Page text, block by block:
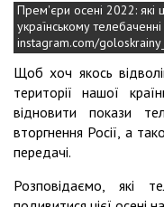
Прем'єри осені 2022: які
українському
instagram.com/
Щоб хоч якось
території нашої
відновити покази
вторгнення Росії, а
передачі.
Розповідаємо, які